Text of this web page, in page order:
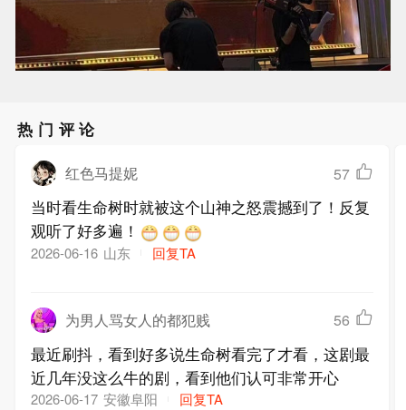
热门评论
红色马提妮 57
当时看生命树时就被这个山神之怒震撼到了！反复
观听了好多遍！
2026-06-16 山东 回复TA
为男人骂女人的都犯贱 56
最近刷抖，看到好多说生命树看完了才看，这剧最
近几年没这么牛的剧，看到他们认可非常开心
2026-06-17 安徽阜阳 回复TA